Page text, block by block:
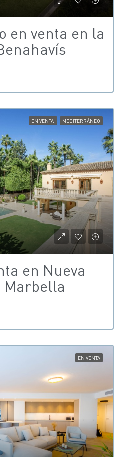
en venta en la
EN VENTA MEDITERRÁNEO
en Nueva
EN VENTA